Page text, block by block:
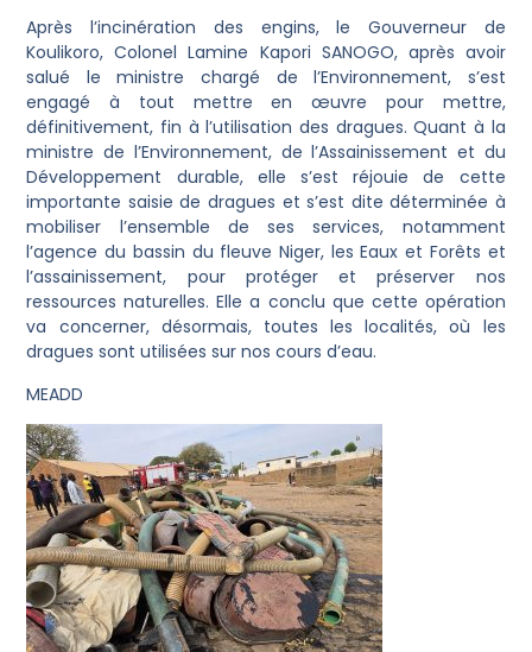
Après l’incinération des engins, le Gouverneur de
Koulikoro, Colonel Lamine Kapori SANOGO, après avoir
salué le ministre chargé de l’Environnement, s’est
engagé à tout mettre en œuvre pour mettre,
définitivement, fin à l’utilisation des dragues. Quant à la
ministre de l’Environnement, de l’Assainissement et du
Développement durable, elle s’est réjouie de cette
importante saisie de dragues et s’est dite déterminée à
mobiliser l’ensemble de ses services, notamment
l’agence du bassin du fleuve Niger, les Eaux et Forêts et
l’assainissement, pour protéger et préserver nos
ressources naturelles. Elle a conclu que cette opération
va concerner, désormais, toutes les localités, où les
dragues sont utilisées sur nos cours d’eau.
MEADD